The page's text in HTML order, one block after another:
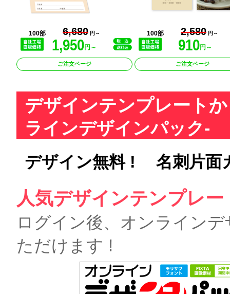
100部 6,680 円～
1,950円～
ご注文ページ
100部 2,580 円～
910円～
ご注文ページ
デザインテンプレート
ラインデザインパック-
デザイン無料 ! 名刺片面
人気デザインテンプレ
ログイン後、オンライン
ただけます !